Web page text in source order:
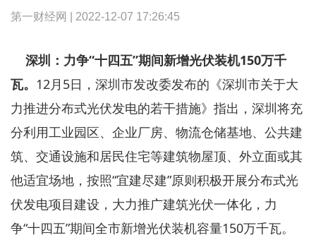
第一财经网 | 2022-12-07 17:26:45
深圳：力争“十四五”期间新增光伏装机150万千
瓦。 12月5日，深圳市发改委发布的《深圳市关于大
力推进分布式光伏发电的若干措施》指出，深圳将充
分利用工业园区、企业厂房、物流仓储基地、公共建
筑、交通设施和居民住宅等建筑物屋顶、外立面或其
他适宜场地，按照“宜建尽建”原则积极开展分布式光
伏发电项目建设，大力推广建筑光伏一体化，力
争“十四五”期间全市新增光伏装机容量150万千瓦。